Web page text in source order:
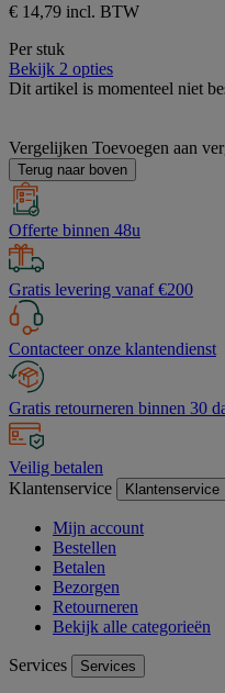
€ 14,79 incl. BTW
Per stuk
Bekijk 2 opties
Dit artikel is momenteel niet
Vergelijken Toevoegen aan
Terug naar boven
Offerte binnen 48u
Gratis levering vanaf €200
Contacteer onze klantendienst
Gratis retourneren binnen 30
Veilig betalen
Klantenservice
Klantenservice
Mijn account
Bestellen
Betalen
Bezorgen
Retourneren
Bekijk alle categorieën
Services Services